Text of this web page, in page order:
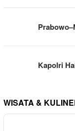
Kapolri
WISATA &